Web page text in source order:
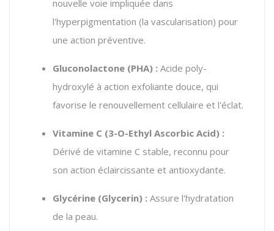
nouvelle voie impliquée dans
l'hyperpigmentation (la vascularisation) pour
une action préventive.
Gluconolactone (PHA) : Acide poly-
hydroxylé à action exfoliante douce, qui
favorise le renouvellement cellulaire et l'éclat.
Vitamine C (3-O-Ethyl Ascorbic Acid) :
Dérivé de vitamine C stable, reconnu pour
son action éclaircissante et antioxydante.
Glycérine (Glycerin) : Assure l'hydratation
de la peau.